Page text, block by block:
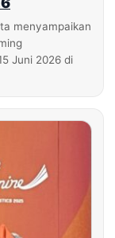
menyampaikan
Juni 2026 di